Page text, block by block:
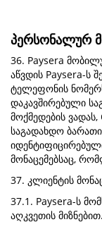
პერსონალურ
36. Paysera
აწვდის Paysera-ს
ტელეფონის
დაკავშირებული
მოქმედების
საგადახდო
მონაცემებსაც,
37. კლიენტის
37.1. Paysera-ს
აღკვეთის მიზნებით.